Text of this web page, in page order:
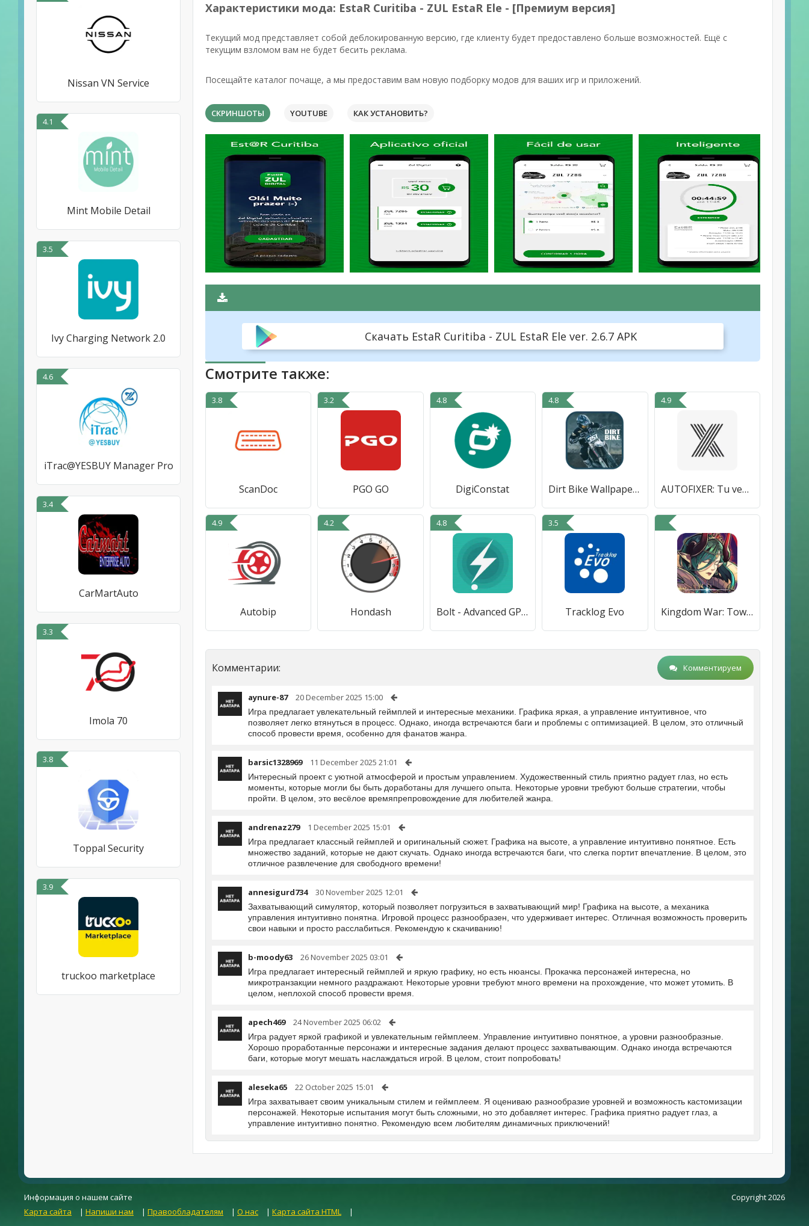
Nissan VN Service
4.1
Mint Mobile Detail
3.5
Ivy Charging Network 2.0
4.6
iTrac@YESBUY Manager Pro
3.4
CarMartAuto
3.3
Imola 70
3.8
Toppal Security
3.9
truckoo marketplace
Характеристики мода: EstaR Curitiba - ZUL EstaR Ele - [Премиум версия]
Текущий мод представляет собой деблокированную версию, где клиенту будет предоставлено больше возможностей. Ещё с
текущим взломом вам не будет бесить реклама.
Посещайте каталог почаще, а мы предоставим вам новую подборку модов для ваших игр и приложений.
СКРИНШОТЫ YOUTUBE КАК УСТАНОВИТЬ?
Скачать EstaR Curitiba - ZUL EstaR Ele ver. 2.6.7 APK
Смотрите также:
3.8
ScanDoc
3.2
PGO GO
4.8
DigiConstat
4.8
Dirt Bike Wallpaper HD
4.9
AUTOFIXER: Tu vehículo, al día
4.9
Autobip
4.2
Hondash
4.8
Bolt - Advanced GPS Tracking
3.5
Tracklog Evo Kingdom War: Tower Defense TD
Комментарии: Комментируем
aynure-87 20 December 2025 15:00
Игра предлагает увлекательный геймплей и интересные механики. Графика яркая, а управление интуитивное, что
позволяет легко втянуться в процесс. Однако, иногда встречаются баги и проблемы с оптимизацией. В целом, это отличный
способ провести время, особенно для фанатов жанра.
barsic1328969 11 December 2025 21:01
Интересный проект с уютной атмосферой и простым управлением. Художественный стиль приятно радует глаз, но есть
моменты, которые могли бы быть доработаны для лучшего опыта. Некоторые уровни требуют больше стратегии, чтобы
пройти. В целом, это весёлое времяпрепровождение для любителей жанра.
andrenaz279 1 December 2025 15:01
Игра предлагает классный геймплей и оригинальный сюжет. Графика на высоте, а управление интуитивно понятное. Есть
множество заданий, которые не дают скучать. Однако иногда встречаются баги, что слегка портит впечатление. В целом, это
отличное развлечение для свободного времени!
annesigurd734 30 November 2025 12:01
Захватывающий симулятор, который позволяет погрузиться в захватывающий мир! Графика на высоте, а механика
управления интуитивно понятна. Игровой процесс разнообразен, что удерживает интерес. Отличная возможность проверить
свои навыки и просто расслабиться. Рекомендую к скачиванию!
b-moody63 26 November 2025 03:01
Игра предлагает интересный геймплей и яркую графику, но есть нюансы. Прокачка персонажей интересна, но
микротранзакции немного раздражают. Некоторые уровни требуют много времени на прохождение, что может утомить. В
целом, неплохой способ провести время.
apech469 24 November 2025 06:02
Игра радует яркой графикой и увлекательным геймплеем. Управление интуитивно понятное, а уровни разнообразные.
Хорошо проработанные персонажи и интересные задания делают процесс захватывающим. Однако иногда встречаются
баги, которые могут мешать наслаждаться игрой. В целом, стоит попробовать!
aleseka65 22 October 2025 15:01
Игра захватывает своим уникальным стилем и геймплеем. Я оцениваю разнообразие уровней и возможность кастомизации
персонажей. Некоторые испытания могут быть сложными, но это добавляет интерес. Графика приятно радует глаз, а
управление интуитивно понятно. Рекомендую всем любителям динамичных приключений!
Информация о нашем сайте
Карта сайта
| Напиши нам | Правообладателям | О нас | Карта сайта HTML |
Copyright 2026